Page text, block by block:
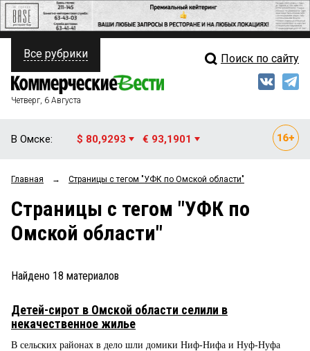
ПОЛИТИКА
ФИНАНСЫ
ОБЩЕСТВО
ЗАКОН
ПРОИСШЕСТВИЯ
СТИЛЬ ЖИЗНИ
Свежий выпуск
Мнения
Рейтинги
Все рубрики Поиск по сайту
Четверг, 6 Августа
В Омске: $ 80,9293 € 93,1901
Главная → Страницы c тегом "УФК по Омской области"
Страницы c тегом "УФК по
Омской области"
Найдено 18 материалов
Детей-сирот в Омской области селили в
некачественное жилье
В сельских районах в дело шли домики Ниф-Нифа и Нуф-Нуфа